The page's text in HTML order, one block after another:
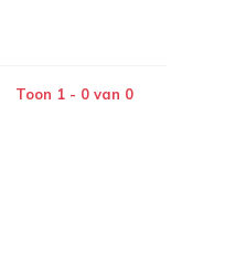
Toon 1 - 0 van 0